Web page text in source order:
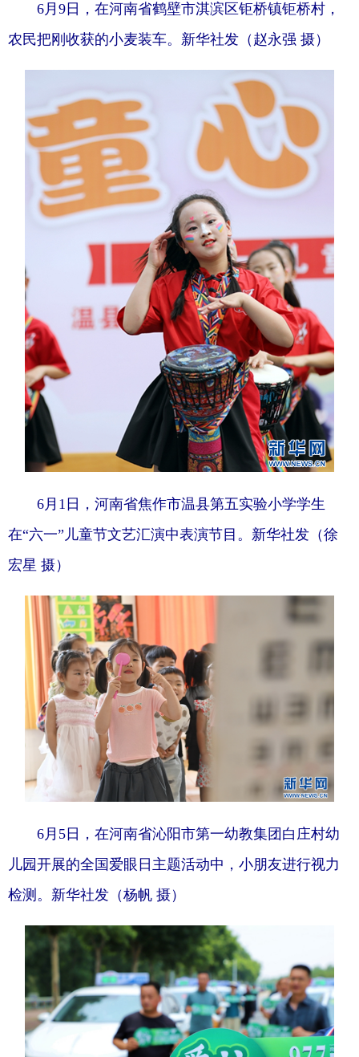
6月9日，在河南省鹤壁市淇滨区钜桥镇钜桥村，
农民把刚收获的小麦装车。新华社发（赵永强 摄）
6月1日，河南省焦作市温县第五实验小学学生
在“六一”儿童节文艺汇演中表演节目。新华社发（徐
宏星 摄）
6月5日，在河南省沁阳市第一幼教集团白庄村幼
儿园开展的全国爱眼日主题活动中，小朋友进行视力
检测。新华社发（杨帆 摄）